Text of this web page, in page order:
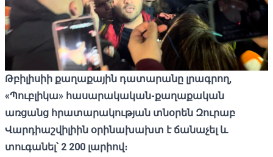
Թբիլիսիի քաղաքային դատարանը լրագրող,
«Պուբլիկա» հասարակական-քաղաքական
առցանց հրատարակության տնօրեն Զուրաբ
Վարդիաշվիլիին օրինախախտ է ճանաչել և
տուգանել՝ 2 200 լարիով։